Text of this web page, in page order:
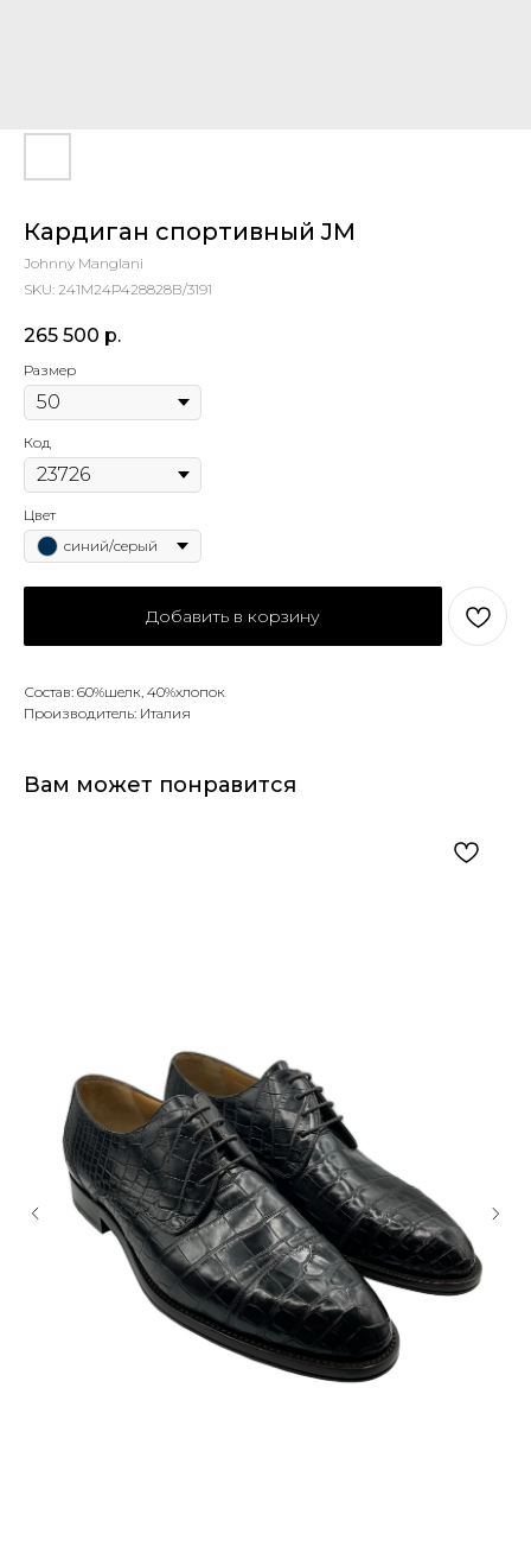
Кардиган cпортивный JM
Johnny Manglani
SKU: 241M24Р428828B/3191
265 500 р.
Размер
Код
Цвет
синий/серый
Добавить в корзину
Состав: 60%шелк, 40%хлопок
Производитель: Италия
Вам может понравится